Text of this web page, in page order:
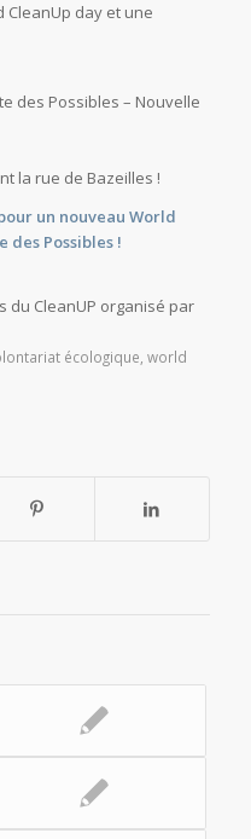
day et une
des Possibles – Nouvelle
la rue de Bazeilles !
un nouveau World
des Possibles !
du CleanUP organisé par
écologique, world